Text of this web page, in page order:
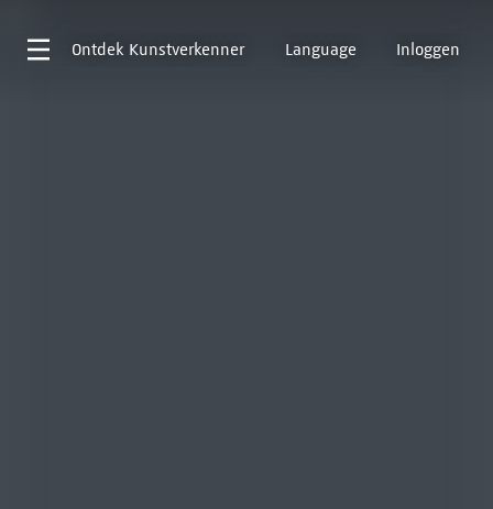
Ontdek Kunstverkenner Language Inloggen